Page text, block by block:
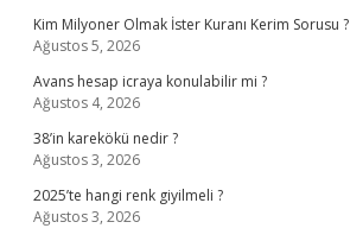
Kim Milyoner Olmak İster Kuranı Kerim Sorusu ?
Ağustos 5, 2026
Avans hesap icraya konulabilir mi ?
Ağustos 4, 2026
38’in karekökü nedir ?
Ağustos 3, 2026
2025’te hangi renk giyilmeli ?
Ağustos 3, 2026